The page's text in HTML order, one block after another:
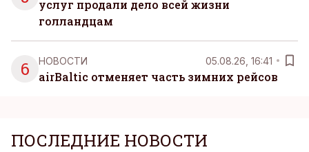
услуг продали дело всей жизни
голландцам
6 НОВОСТИ 05.08.26, 16:41
airBaltic отменяет часть зимних рейсов
ПОСЛЕДНИЕ НОВОСТИ